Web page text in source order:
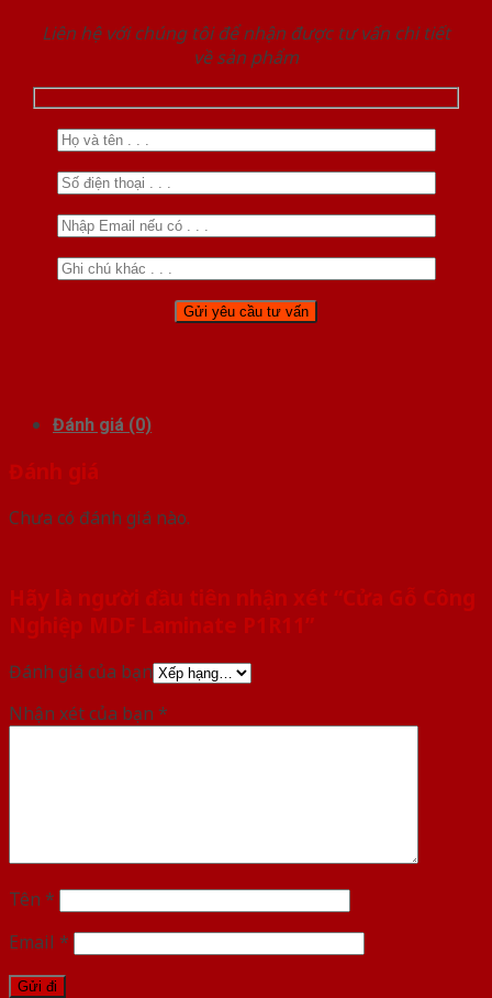
Liên hệ với chúng tôi để nhận được tư vấn chi tiết
về sản phẩm
Đánh giá (0)
Đánh giá
Chưa có đánh giá nào.
Hãy là người đầu tiên nhận xét “Cửa Gỗ Công
Nghiệp MDF Laminate P1R11”
Đánh giá của bạn
Nhận xét của bạn *
Tên *
Email *